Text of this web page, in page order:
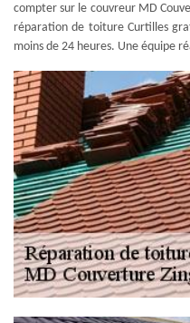
compter sur le couvreur MD
réparation de toiture Curtilles
moins de 24 heures. Une équipe